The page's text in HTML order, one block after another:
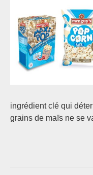
ingrédient clé qui
grains de maïs ne se